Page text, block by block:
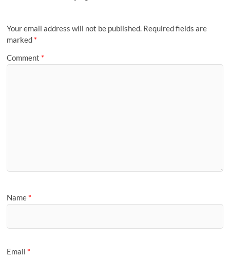
a
l
Your email address will not be published. Required fields are
marked *
Comment *
Name *
Email *